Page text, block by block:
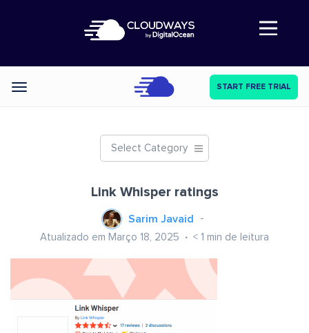
Abre a navegação
Categories START FREE TRIAL
Select Category
Link Whisper ratings
Sarim Javaid
Atualizado em Março 18, 2025 < 1 min de leitura